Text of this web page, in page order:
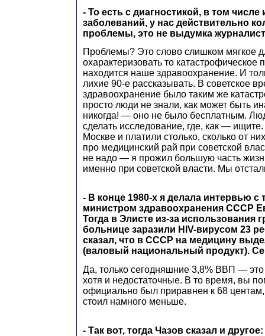
- То есть с диагностикой, в том числе
заболеваний, у нас действительно
проблемы, это не выдумка
Проблемы? Это слово слишком мягкое
охарактеризовать то катастрофическое
находится наше здравоохранение. И
лихие 90-е рассказывать. В советское
здравоохранение было таким же
просто люди не знали, как может быть
никогда! — оно не было бесплатным.
сделать исследование, где, как —
Москве и платили столько, сколько от
про медицинский рай при советской
не надо — я прожил большую часть
именно при советской власти. Мы
- В конце 1980-х я делала интервью с
министром здравоохранения СССР
Тогда в Элисте из-за использования
больнице заразили HIV-вирусом 23
сказал, что в СССР на медицину
(валовый национальный продукт).
Да, только сегодняшние 3,8% ВВП —
хотя и недостаточные. В то время, вы
официально был приравнен к 68
стоил намного меньше.
- Так вот, тогда Чазов сказал и